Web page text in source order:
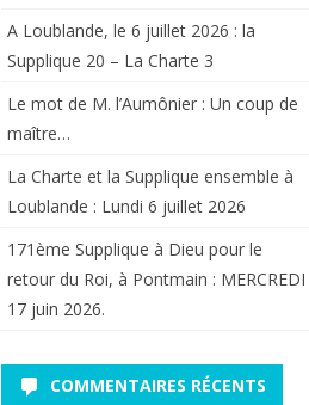
A Loublande, le 6 juillet 2026 : la
Supplique 20 – La Charte 3
Le mot de M. l’Aumônier : Un coup de
maître…
La Charte et la Supplique ensemble à
Loublande : Lundi 6 juillet 2026
171ème Supplique à Dieu pour le
retour du Roi, à Pontmain : MERCREDI
17 juin 2026.
COMMENTAIRES RÉCENTS